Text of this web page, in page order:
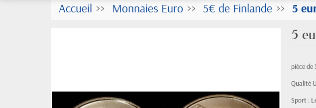
Accueil Monnaies Euro 5€ de Finlande 5
5
pièce de
Qualité
Sport :